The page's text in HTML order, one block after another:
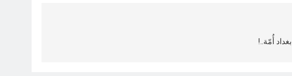
أُمّة..!